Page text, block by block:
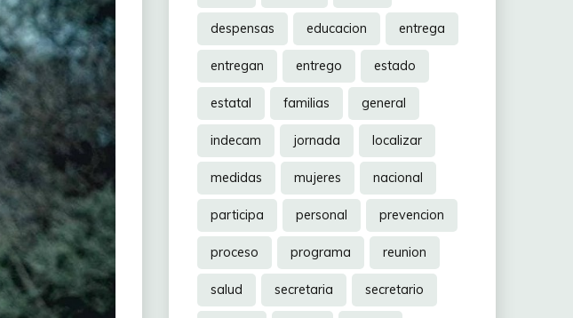
despensas educacion entrega
entregan entrego estado
estatal familias general
indecam jornada localizar
medidas mujeres nacional
participa personal prevencion
proceso programa reunion
salud secretaria secretario